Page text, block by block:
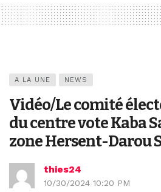
A LA UNE NEWS
Vidéo/Le comité
du centre vote Kaba
zone Hersent-Darou
thies24
10/30/2024 10:20 PM